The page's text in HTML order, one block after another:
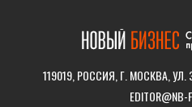
119019, РОССИЯ, Г. МОСКВА,
EDITOR@NB-